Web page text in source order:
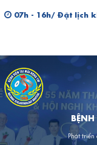
07h - 16h/ Đặt lịch
Phát triển